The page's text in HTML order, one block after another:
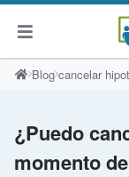
SaltarBlog cancelar
¿Puedo
momento